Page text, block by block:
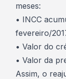
meses:
• INCC
fevereiro/
• Valor do
• Valor da
Assim, o